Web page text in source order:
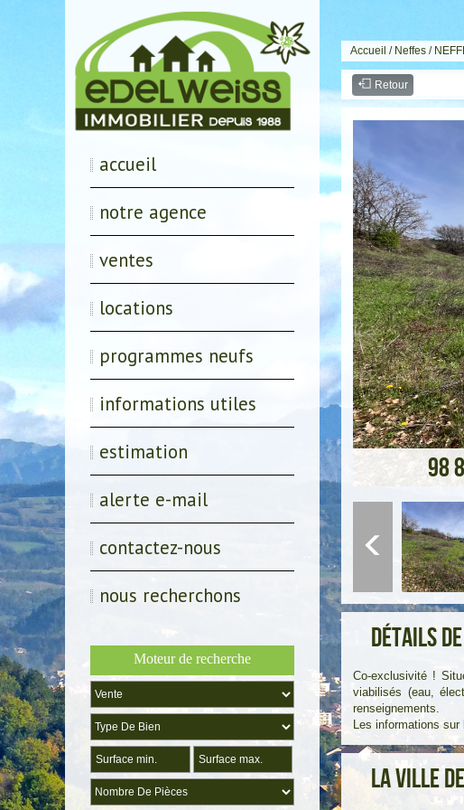
accueil
notre agence
ventes
locations
programmes neufs
informations utiles
estimation
alerte e-mail
contactez-nous
nous recherchons
Moteur de recherche
Accueil / Neffes/
Retour
98
Détails
Co-exclusivité !
viabilisés (eau,
renseignements.
Les informations
La ville